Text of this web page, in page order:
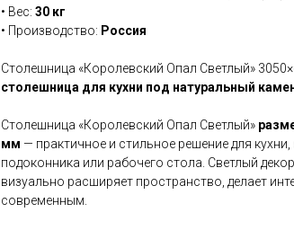
• Вес: 30 кг
• Производство: Россия
Столешница «Королевский Опал Светлый»
столешница для кухни под натуральный
Столешница «Королевский Опал Светлый»
мм — практичное и стильное решение для
подоконника или рабочего стола. Светлый
визуально расширяет пространство, делает
современным.